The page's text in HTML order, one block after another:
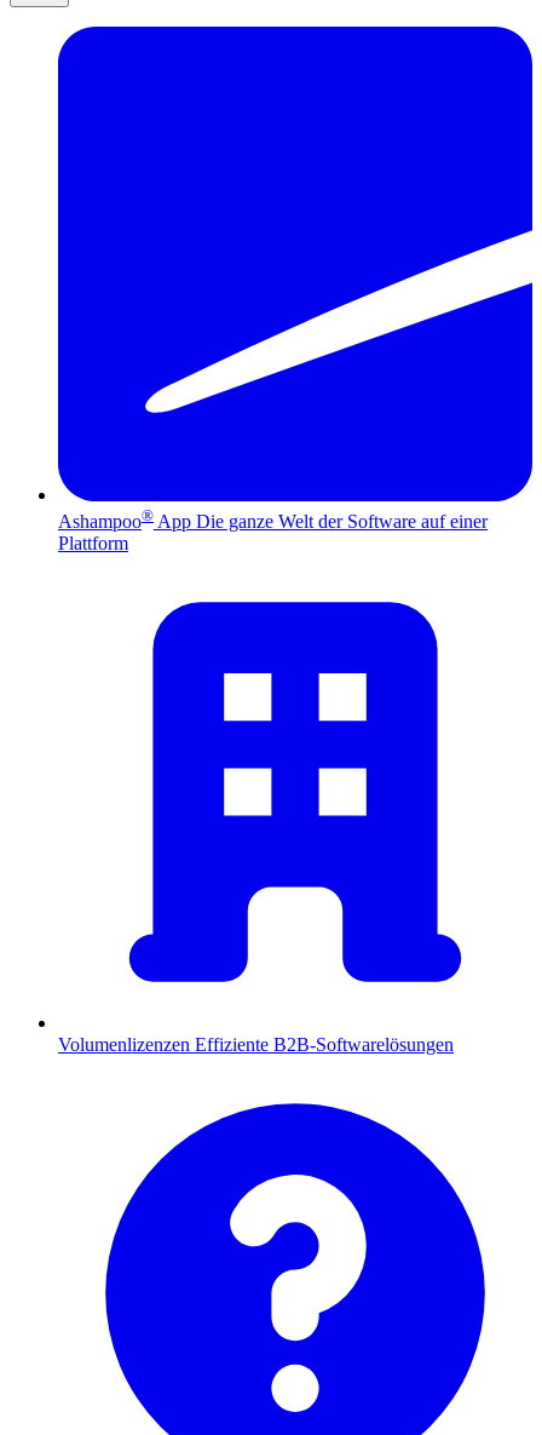
Ashampoo® App Die ganze Welt der Software auf einer
Plattform
Volumenlizenzen Effiziente B2B-Softwarelösungen